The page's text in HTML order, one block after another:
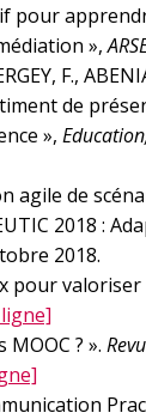
pour
»,
F.,
de
»,
agile de
2018 :
2018.
pour
MOOC ? ».